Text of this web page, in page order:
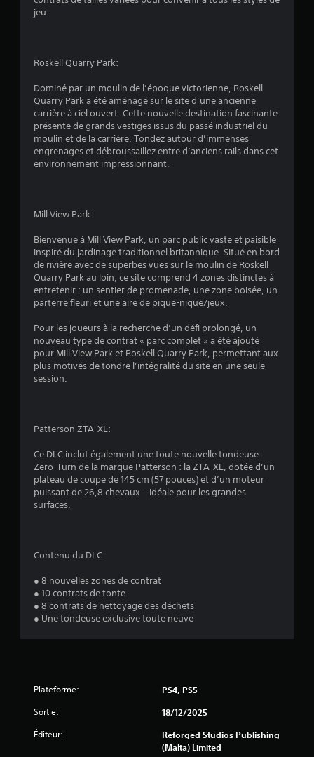
é
t
o
i
s
s
u
5
(
a
jeu.
Roskell Quarry Park:
Dominé par un moulin de l’époque victorienne, Roskell
Quarry Park a été aménagé sur le site d’une ancienne
carrière à ciel ouvert. Cette nouvelle destination fascinante
présente de grands vestiges issus du passé industriel du
moulin et de la carrière. Tondez autour d’immenses
engrenages et débroussaillez entre d’anciens rails dans cet
environnement impressionnant.
Mill View Park:
Bienvenue à Mill View Park, un parc public vaste et paisible
inspiré du jardinage traditionnel britannique. Situé en bord
de rivière avec de superbes vues sur le moulin de Roskell
Quarry Park au loin, ce site comprend 4 zones distinctes à
entretenir : un sentier de promenade, une zone boisée, un
parterre fleuri et une aire de pique-nique/jeux.
Pour les joueurs à la recherche d’un défi prolongé, un
nouveau type de contrat « parc complet » a été ajouté
pour Mill View Park et Roskell Quarry Park, permettant aux
plus motivés de tondre l’intégralité du site en une seule
session.
Patterson ZTA-XL:
Ce DLC inclut également une toute nouvelle tondeuse
Zero-Turn de la marque Patterson : la ZTA-XL, dotée d’un
plateau de coupe de 145 cm (57 pouces) et d’un moteur
puissant de 26,8 chevaux – idéale pour les grandes
surfaces.
Contenu du DLC :
● 8 nouvelles zones de contrat
● 10 contrats de tonte
● 8 contrats de nettoyage des déchets
● Une tondeuse exclusive toute neuve
Plateforme: PS4, PS5
Sortie: 18/12/2025
Éditeur:
Reforged Studios Publishing
(Malta) Limited